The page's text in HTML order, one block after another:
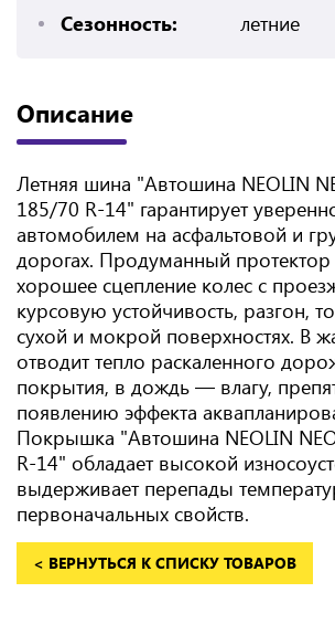
Сезонность:
летние
Описание
Летняя шина "Автошина NEOLIN
185/70 R-14" гарантирует
автомобилем на асфальтовой и
дорогах. Продуманный протектор
хорошее сцепление колес с
курсовую устойчивость, разгон,
сухой и мокрой поверхностях. В
отводит тепло раскаленного
покрытия, в дождь — влагу,
появлению эффекта
Покрышка "Автошина NEOLIN
R-14" обладает высокой
выдерживает перепады
первоначальных свойств.
< ВЕРНУТЬСЯ К СПИСКУ ТОВАРОВ